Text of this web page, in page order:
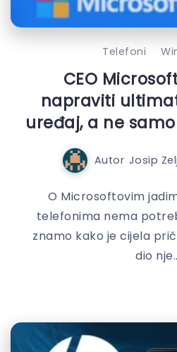
Telefoni
CEO
napraviti
uređaj, a ne
Autor Josip
O Microsoftovim
telefonima nema
znamo kako je cijela
dio